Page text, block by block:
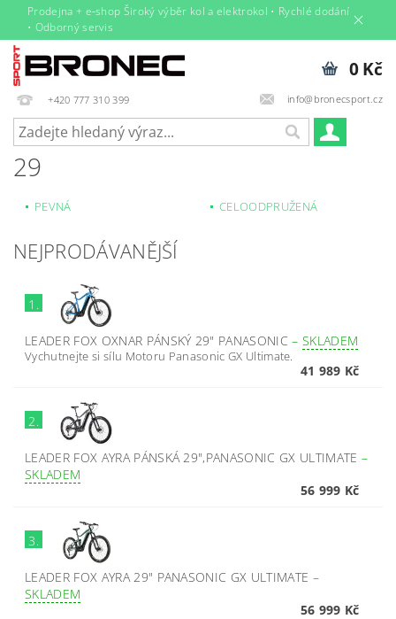
Prodejna + e‑shop Široký výběr kol a elektrokol • Rychlé dodání
• Odborný servis
+420 777 310 399 info@bronecsport.cz
0 Kč
29
PEVNÁ CELOODPRUŽENÁ
NEJPRODÁVANĚJŠÍ
1.
LEADER FOX OXNAR PÁNSKÝ 29" PANASONIC– SKLADEM
Vychutnejte si sílu Motoru Panasonic GX Ultimate.
41 989 Kč
2.
LEADER FOX AYRA PÁNSKÁ 29",PANASONIC GX ULTIMATE –
SKLADEM
56 999 Kč
3.
LEADER FOX AYRA 29" PANASONIC GX ULTIMATE –
SKLADEM
56 999 Kč